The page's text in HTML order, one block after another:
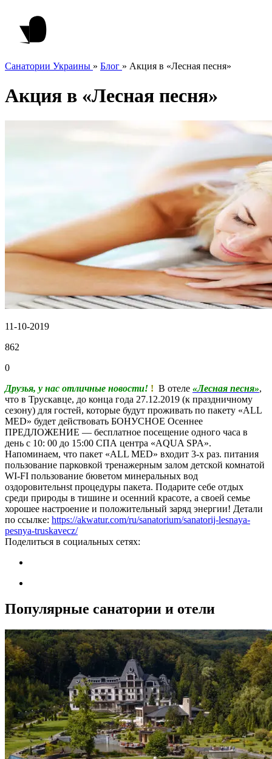
Санатории Украины » Блог » Акция в «Лесная песня»
Акция в «Лесная песня»
11-10-2019
862
0
Друзья, у нас отличные новости! ! ️ В отеле «Лесная песня»,
что в Трускавце, до конца года 27.12.2019 (к праздничному
сезону) для гостей, которые будут проживать по пакету «ALL
MED» будет действовать БОНУСНОЕ Осеннее
ПРЕДЛОЖЕНИЕ — бесплатное посещение одного часа в
день с 10: 00 до 15:00 СПА центра «AQUA SPA».
Напоминаем, что пакет «ALL MED» входит 3-х раз. питания
пользование парковкой тренажерным залом детской комнатой
WI-FI пользование бюветом минеральных вод
оздоровительнst процедуры пакета. Подарите себе отдых
среди природы в тишине и осенний красоте, а своей семье
хорошее настроение и положительный заряд энергии! Детали
по ссылке: https://akwatur.com/ru/sanatorium/sanatorij-lesnaya-
pesnya-truskavecz/
Поделиться в социальных сетях:
Популярные санатории и отели